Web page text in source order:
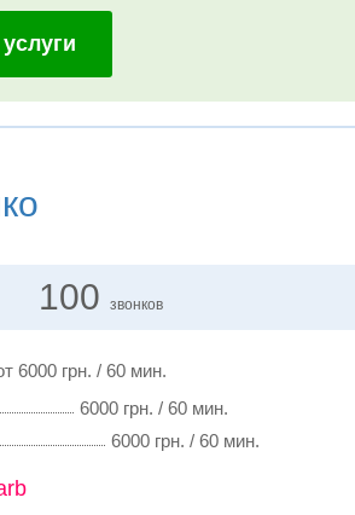
100 звонков
6000 грн. / 60 мин.
6000 грн. / 60 мин.
6000 грн. / 60 мин.